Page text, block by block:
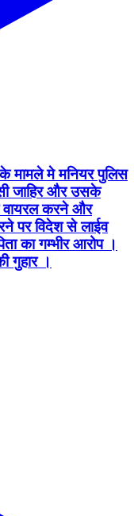
मामले मे मनियर पुलिस
जाहिर और उसके
वायरल करने और
पर विदेश से लाईव
का गम्भीर आरोप ।
गुहार ।